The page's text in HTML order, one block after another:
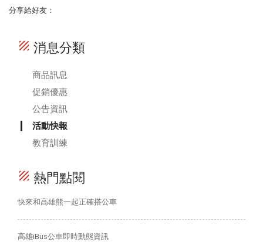
分享給好友：
texture 消息分類
商品訊息
促銷優惠
公告資訊
活動快報
教育訓練
texture 熱門點閱
快來和高雄熊一起正確搭公車
高雄iBus公車即時動態資訊